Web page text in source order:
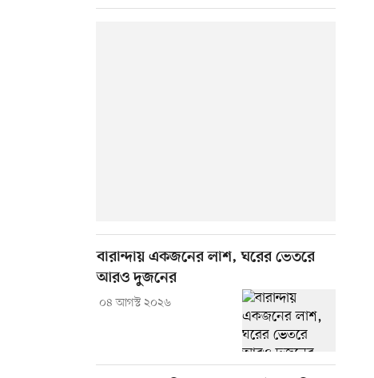
বারান্দায় একজনের লাশ, ঘরের ভেতরে
আরও দুজনের
০৪ আগস্ট ২০২৬